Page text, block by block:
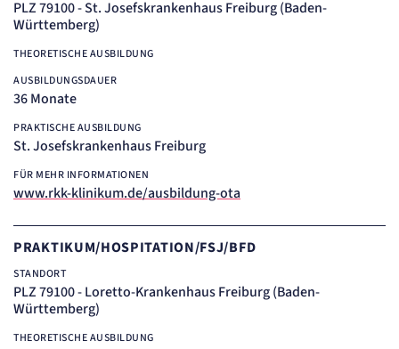
PLZ 79100 - St. Josefskrankenhaus Freiburg (Baden-
Württemberg)
THEORETISCHE AUSBILDUNG
AUSBILDUNGSDAUER
36 Monate
PRAKTISCHE AUSBILDUNG
St. Josefskrankenhaus Freiburg
FÜR MEHR INFORMATIONEN
www.rkk-klinikum.de/ausbildung-ota
PRAKTIKUM/HOSPITATION/FSJ/BFD
STANDORT
PLZ 79100 - Loretto-Krankenhaus Freiburg (Baden-
Württemberg)
THEORETISCHE AUSBILDUNG